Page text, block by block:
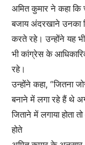
अमित कुमार ने कहा कि
बजाय अंदरखाने उनका
करते रहे। उन्होंने यह भी
भी कांग्रेस के
रहे।
उन्होंने कहा, “जितना
बनाने में लगा रहे हैं थे
जिताने में लगाया होता
होते